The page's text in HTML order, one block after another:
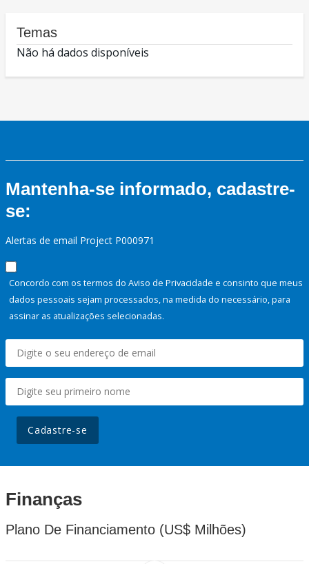
Temas
Não há dados disponíveis
Mantenha-se informado, cadastre-
se:
Alertas de email Project P000971
Concordo com os termos do Aviso de Privacidade e consinto que meus
dados pessoais sejam processados, na medida do necessário, para
assinar as atualizações selecionadas.
Cadastre-se
Finanças
Plano De Financiamento (US$ Milhões)